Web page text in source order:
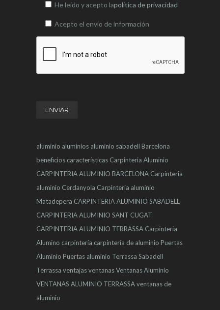
He leído y acepto lapolítica de privacidad
Acepto el envío de información
aluminio aluminios aluminio sabadell Barcelona
beneficios características Carpinteria Aluminio
CARPINTERIA ALUMINIO BARCELONA Carpinteria
aluminio Cerdanyola Carpinteria aluminio
Matadepera CARPINTERIA ALUMINIO SABADELL
CARPINTERIA ALUMINIO SANT CUGAT
CARPINTERIA ALUMINIO TERRASSA Carpinteria
Alumino carpintería carpintería de aluminio Puertas
Aluminio Puertas aluminio Terrassa Sabadell
Terrassa ventajasventanasVentanas Aluminio
VENTANAS ALUMINIO TERRASSAventanas de
aluminio